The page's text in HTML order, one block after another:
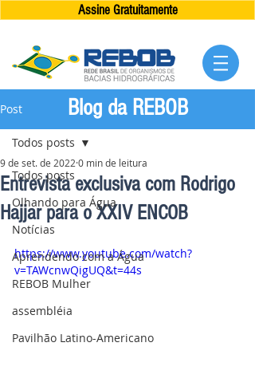
Assine Gratuitamente
Post
Todos posts
Olhando para Água
Notícias
Aprendendo com a Água
REBOB Mulher
assembléia
Pavilhão Latino-Americano
Todos posts
Entrevista exclusiva com Rodrigo
Hajjar para o XXIV ENCOB
9 de set. de 2022 0 min de leitura
https://www.youtube.com/watch?
v=TAWcnwQigUQ&t=44s
Blog da REBOB